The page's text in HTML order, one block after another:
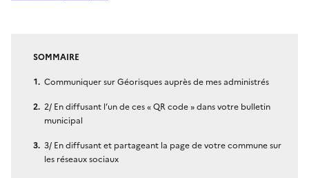
SOMMAIRE
Communiquer sur Géorisques auprès de mes administrés
2/ En diffusant l’un de ces « QR code » dans votre bulletin
municipal
3/ En diffusant et partageant la page de votre commune sur
les réseaux sociaux